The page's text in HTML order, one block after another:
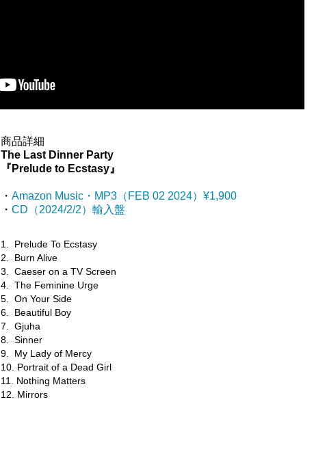
商品詳細
The Last Dinner Party
『Prelude to Ecstasy』
・Amazon Music・MP3（FEB 02 2024）¥1,900
・CD（2024/2/2）輸入盤
1. Prelude To Ecstasy
2. Burn Alive
3. Caeser on a TV Screen
4. The Feminine Urge
5. On Your Side
6. Beautiful Boy
7. Gjuha
8. Sinner
9. My Lady of Mercy
10. Portrait of a Dead Girl
11. Nothing Matters
12. Mirrors